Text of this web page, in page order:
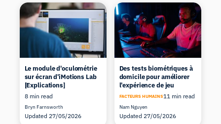
Le module d'oculométrie
sur écran d'iMotions Lab
[Explications]
8 min read
Bryn Farnsworth
Updated 27/05/2026
Des tests biométriques à
domicile pour améliorer
l'expérience de jeu
FACTEURS HUMAINS11 min read
Nam Nguyen
Updated 27/05/2026